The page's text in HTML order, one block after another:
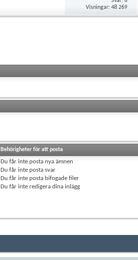
Visningar: 48 269
Behörigheter för att posta
Dufår inte posta nya ämnen
Dufår inte posta svar
Dufår inte posta bifogade filer
Dufår inte redigera dina inlägg